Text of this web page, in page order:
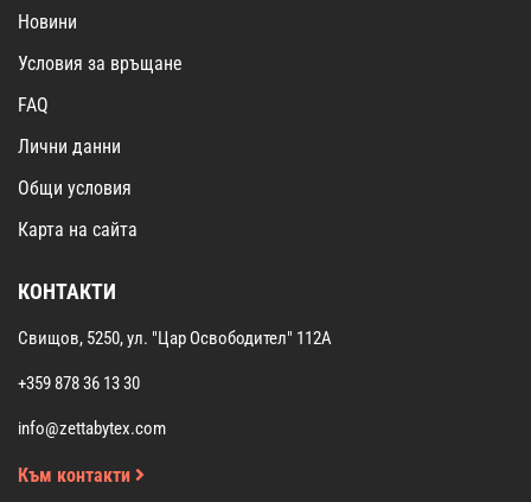
Новини
Условия за връщане
FAQ
Лични данни
Общи условия
Карта на сайта
КОНТАКТИ
Свищов, 5250, ул. "Цар Освободител" 112А
+359 878 36 13 30
info@zettabytex.com
Към контакти